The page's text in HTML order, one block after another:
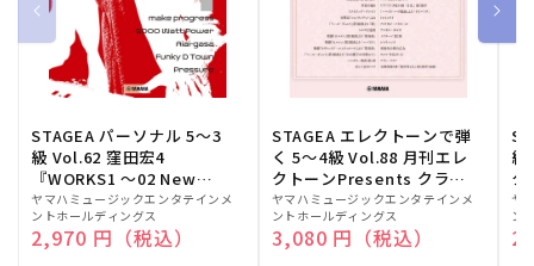
STAGEA パーソナル 5～3
級 Vol.62 窪田宏4
『WORKS1 ～02 New
edition～』
販
売
元:
ヤマハミュージックエンタテインメ
ントホールディングス
通常価格
2,970 円（税込）
STAGEA エレクトーンで弾
く 5～4級 Vol.88 月刊エレ
クトーンPresents クラシ
ック名曲集
販
売
元:
ヤマハミュージックエンタテインメ
ントホールディングス
通常価格
3,080 円（税込）
級
ク
販
売
元:
ヤ
ン